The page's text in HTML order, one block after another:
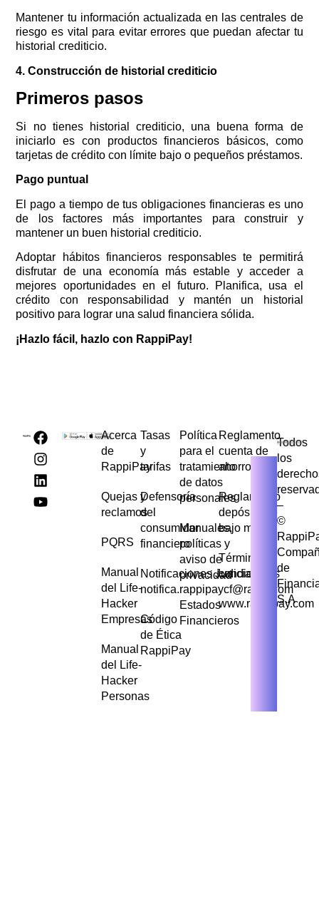
Mantener tu información actualizada en las centrales de
riesgo es vital para evitar errores que puedan afectar tu
historial crediticio.
4. Construcción de historial crediticio
Primeros pasos
Si no tienes historial crediticio, una buena forma de
iniciarlo es con productos financieros básicos, como
tarjetas de crédito con límite bajo o pequeños préstamos.
Pago puntual
El pago a tiempo de tus obligaciones financieras es uno
de los factores más importantes para construir y
mantener un buen historial crediticio.
Adoptar hábitos financieros responsables te permitirá
disfrutar de una economía más estable y acceder a
mejores oportunidades en el futuro. Planifica, usa el
crédito con responsabilidad y mantén un historial
positivo para lograr una salud financiera sólida.
¡Hazlo fácil, hazlo con RappiPay!
Acerca
de
RappiPay
Quejas y
reclamos
PQRS
Manual
del Life-
Hacker
Empresas
Manual
del Life-
Hacker
Personas
Tasas
y
tarifas
Defensoría
del
consumidor
financiero
Notificaciones Judiciales
notifica.rappipaycf@rappi.com
Código
de Ética
RappiPay
Política
para el
tratamiento
de datos
personales
Manuales,
políticas y
aviso de
privacidad
Estados
Financieros
Reglamento
cuenta de
ahorros
Reglamento
depósito de
bajo monto
Términos y
condiciones
www.rappipay.com
Todos
los
–
©
de
S.A